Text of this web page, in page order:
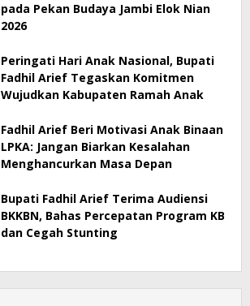
pada Pekan Budaya Jambi Elok Nian
2026
Peringati Hari Anak Nasional, Bupati
Fadhil Arief Tegaskan Komitmen
Wujudkan Kabupaten Ramah Anak
Fadhil Arief Beri Motivasi Anak Binaan
LPKA: Jangan Biarkan Kesalahan
Menghancurkan Masa Depan
Bupati Fadhil Arief Terima Audiensi
BKKBN, Bahas Percepatan Program KB
dan Cegah Stunting